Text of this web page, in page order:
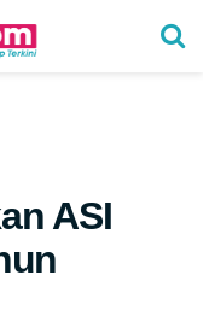
ASI